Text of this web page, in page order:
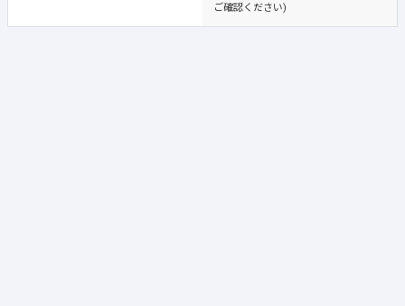
ご確認ください)